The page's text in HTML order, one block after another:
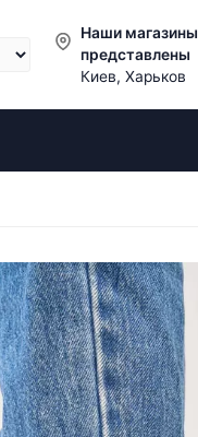
Наши магазины
представлены
Киев, Харьков